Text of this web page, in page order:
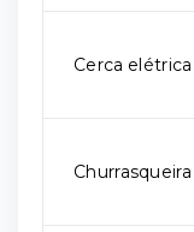
Cerca elétrica
Churrasqueira